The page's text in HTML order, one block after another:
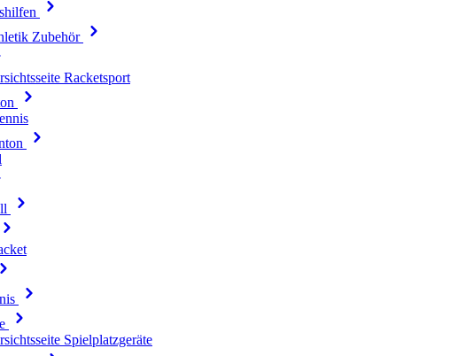
Zubehör
Racketsport
Spielplatzgeräte